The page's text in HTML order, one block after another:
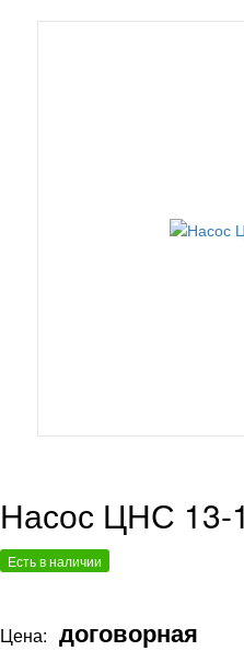
Насос ЦНС 13-
Есть в наличии
Цена: договорная